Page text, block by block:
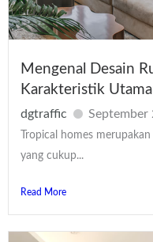
Mengenal Desain
Karakteristik
dgtraffic September
Tropical homes
yang cukup...
Read More